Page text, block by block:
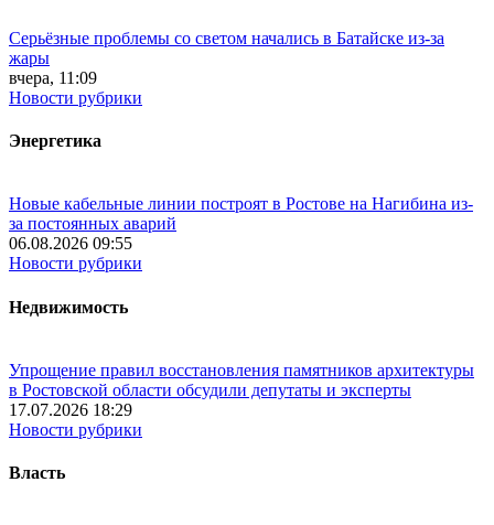
Серьёзные проблемы со светом начались в Батайске из-за
жары
вчера, 11:09
Новости рубрики
Энергетика
Новые кабельные линии построят в Ростове на Нагибина из-
за постоянных аварий
06.08.2026 09:55
Новости рубрики
Недвижимость
Упрощение правил восстановления памятников архитектуры
в Ростовской области обсудили депутаты и эксперты
17.07.2026 18:29
Новости рубрики
Власть